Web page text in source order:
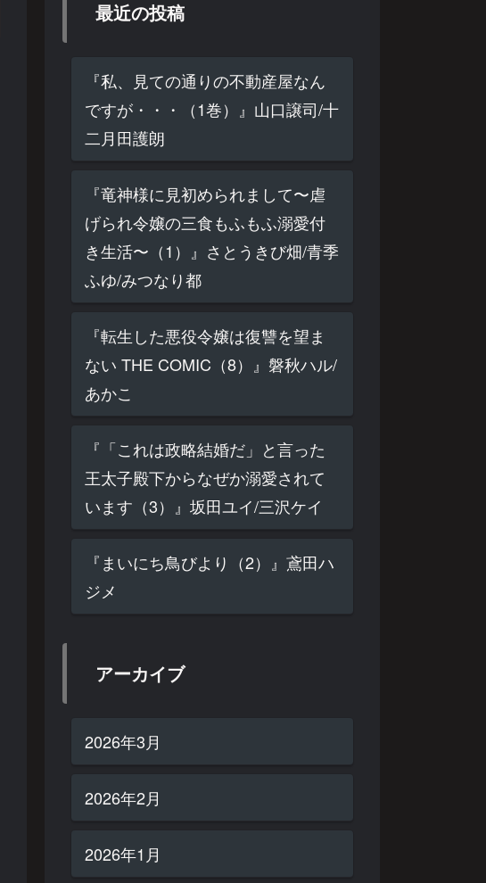
最近の投稿
『私、見ての通りの不動産屋なん
ですが・・・（1巻）』山口譲司/十
二月田護朗
『竜神様に見初められまして〜虐
げられ令嬢の三食もふもふ溺愛付
き生活〜（1）』さとうきび畑/青季
ふゆ/みつなり都
『転生した悪役令嬢は復讐を望ま
ない THE COMIC（8）』磐秋ハル/
あかこ
『「これは政略結婚だ」と言った
王太子殿下からなぜか溺愛されて
います（3）』坂田ユイ/三沢ケイ
『まいにち鳥びより（2）』鳶田ハ
ジメ
アーカイブ
2026年3月
2026年2月
2026年1月